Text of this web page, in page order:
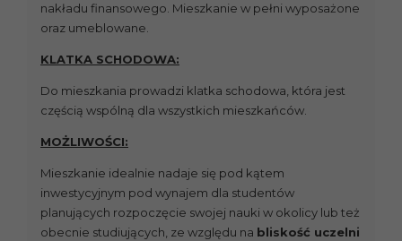
nakładu finansowego. Mieszkanie w pełni wyposażone
oraz umeblowane.
KLATKA SCHODOWA:
Do mieszkania prowadzi klatka schodowa, która jest
częścią wspólną dla wszystkich mieszkańców.
MOŻLIWOŚCI:
Mieszkanie idealnie nadaje się pod kątem
inwestycyjnym pod wynajem dla studentów
planujących rozpoczęcie swojej nauki w okolicy lub też
obecnie studiujących, ze względu na bliskość uczelni